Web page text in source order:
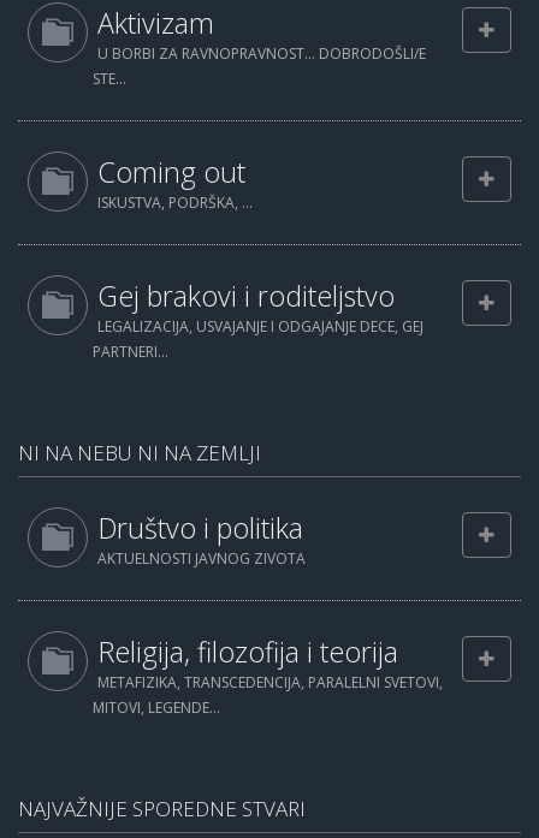
Aktivizam
U BORBI ZA RAVNOPRAVNOST... DOBRODOŠLI/E
STE...
Coming out
ISKUSTVA, PODRŠKA, ...
Gej brakovi i roditeljstvo
LEGALIZACIJA, USVAJANJE I ODGAJANJE DECE, GEJ
PARTNERI...
NI NA NEBU NI NA ZEMLJI
Društvo i politika
AKTUELNOSTI JAVNOG ZIVOTA
Religija, filozofija i teorija
METAFIZIKA, TRANSCEDENCIJA, PARALELNI SVETOVI,
MITOVI, LEGENDE...
NAJVAŽNIJE SPOREDNE STVARI